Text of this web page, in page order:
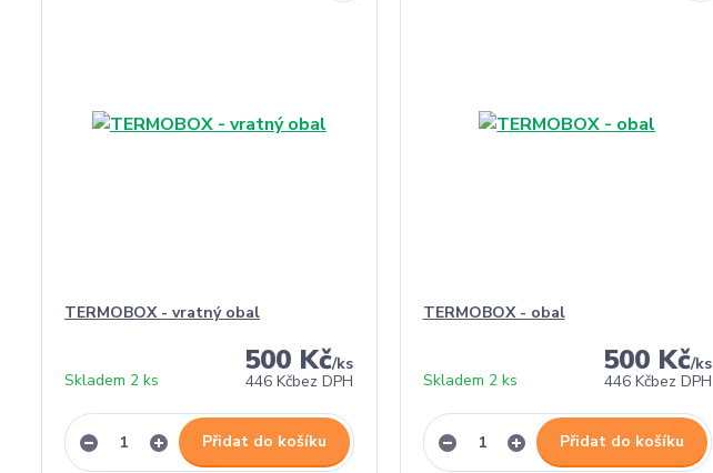
TERMOBOX - vratný obal
500 Kč/ks
446 Kčbez DPH
Skladem 2 ks
Přidat do košíku
TERMOBOX - obal
500 Kč/ks
446 Kčbez DPH
Skladem 2 ks
Přidat do košíku